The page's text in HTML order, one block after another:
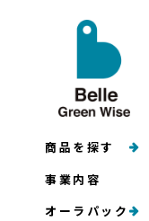
商品を探す
事業内容
オーラパック